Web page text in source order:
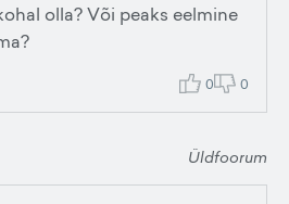
olla? Või peaks eelmine
0 0
Üldfoorum